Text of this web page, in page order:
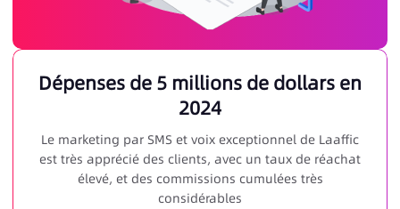
Dépenses de 5 millions de dollars en
2024
Le marketing par SMS et voix exceptionnel de Laaffic
est très apprécié des clients, avec un taux de réachat
élevé, et des commissions cumulées très
considérables